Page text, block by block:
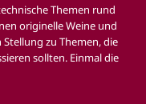
Themen rund
originelle Weine und
zu Themen, die
sollten. Einmal die